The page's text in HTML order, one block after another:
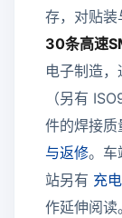
存，对贴装
30条高速
电子制造，
（另有
件的焊接质
与返修。车
站另有 充
作延伸阅读。